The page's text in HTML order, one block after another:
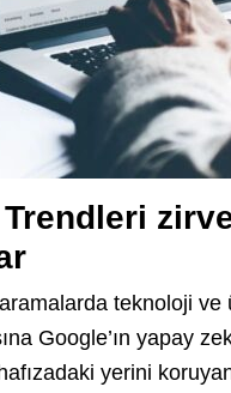
Trendleri
aramalarda teknoloji
Google’ın yapay
yerini